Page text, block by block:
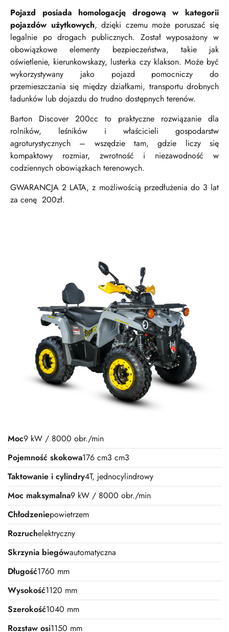
Pojazd posiada homologację drogową w kategorii
pojazdów użytkowych, dzięki czemu może poruszać się
legalnie po drogach publicznych. Został wyposażony w
obowiązkowe elementy bezpieczeństwa, takie jak
oświetlenie, kierunkowskazy, lusterka czy klakson. Może być
wykorzystywany jako pojazd pomocniczy do
przemieszczania się między działkami, transportu drobnych
ładunków lub dojazdu do trudno dostępnych terenów.
Barton Discover 200cc to praktyczne rozwiązanie dla
rolników, leśników i właścicieli gospodarstw
agroturystycznych – wszędzie tam, gdzie liczy się
kompaktowy rozmiar, zwrotność i niezawodność w
codziennych obowiązkach terenowych.
GWARANCJA 2 LATA, z możliwością przedłużenia do 3 lat
za cenę 200zł.
Moc9 kW / 8000 obr./min
Pojemność skokowa176 cm3 cm3
Taktowanie i cylindry4T, jednocylindrowy
Moc maksymalna9 kW / 8000 obr./min
Chłodzeniepowietrzem
Rozruchelektryczny
Skrzynia biegówautomatyczna
Długość1760 mm
Wysokość1120 mm
Szerokość1040 mm
Rozstaw osi1150 mm